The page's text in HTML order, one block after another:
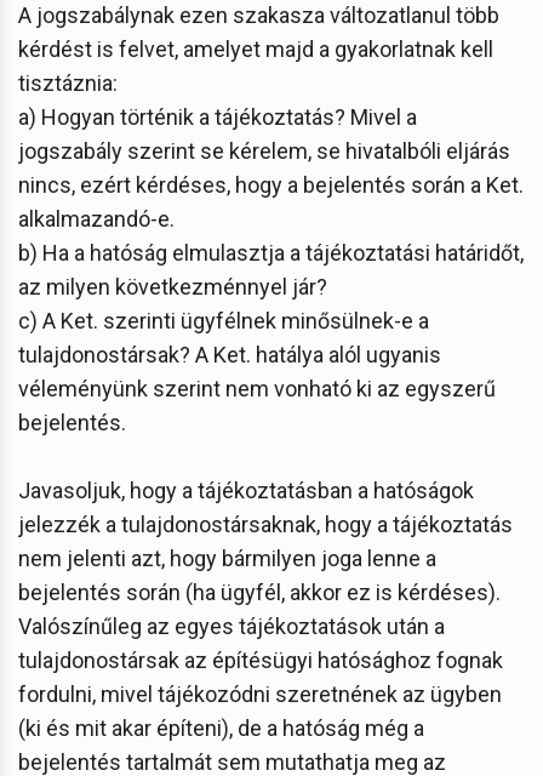
A jogszabálynak ezen szakasza változatlanul több
kérdést is felvet, amelyet majd a gyakorlatnak kell
tisztáznia:
a) Hogyan történik a tájékoztatás? Mivel a
jogszabály szerint se kérelem, se hivatalbóli eljárás
nincs, ezért kérdéses, hogy a bejelentés során a Ket.
alkalmazandó-e.
b) Ha a hatóság elmulasztja a tájékoztatási határidőt,
az milyen következménnyel jár?
c) A Ket. szerinti ügyfélnek minősülnek-e a
tulajdonostársak? A Ket. hatálya alól ugyanis
véleményünk szerint nem vonható ki az egyszerű
bejelentés.
Javasoljuk, hogy a tájékoztatásban a hatóságok
jelezzék a tulajdonostársaknak, hogy a tájékoztatás
nem jelenti azt, hogy bármilyen joga lenne a
bejelentés során (ha ügyfél, akkor ez is kérdéses).
Valószínűleg az egyes tájékoztatások után a
tulajdonostársak az építésügyi hatósághoz fognak
fordulni, mivel tájékozódni szeretnének az ügyben
(ki és mit akar építeni), de a hatóság még a
bejelentés tartalmát sem mutathatja meg az